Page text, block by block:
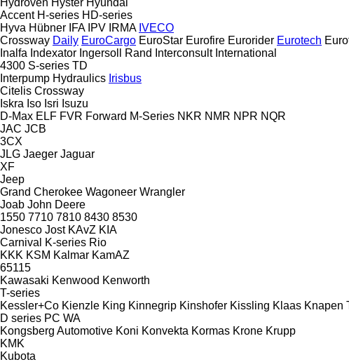
Accent H-series HD-series
Hyva Hübner IFA IPV IRMA IVECO
Crossway Daily EuroCargo EuroStar Eurofire Eurorider Eurotech
Inalfa Indexator Ingersoll Rand Interconsult International
4300 S-series TD
Interpump Hydraulics Irisbus
Citelis Crossway
Iskra Iso Isri Isuzu
D-Max ELF FVR Forward M-Series NKR NMR NPR NQR
JAC JCB
3CX
JLG Jaeger Jaguar
XF
Jeep
Grand Cherokee Wagoneer Wrangler
Joab John Deere
1550 7710 7810 8430 8530
Jonesco Jost KAvZ KIA
Carnival
K-series Rio
KKK KSM Kalmar KamAZ
65115
Kawasaki Kenwood Kenworth
T-series
Kessler+Co Kienzle King Kinnegrip Kinshofer Kissling Klaas Knapen
D series PC WA
Kongsberg Automotive Koni Konvekta Kormas Krone Krupp
KMK
Kubota